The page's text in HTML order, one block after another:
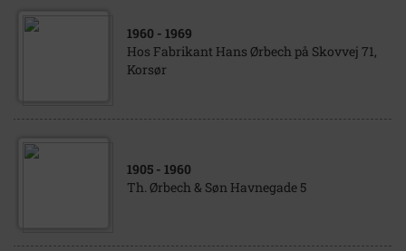
1960 - 1969
Hos Fabrikant Hans Ørbech på Skovvej 71,
Korsør
1905 - 1960
Th. Ørbech & Søn Havnegade 5